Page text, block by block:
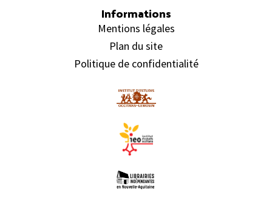
Informations
Mentions légales
Plan du site
Politique de confidentialité